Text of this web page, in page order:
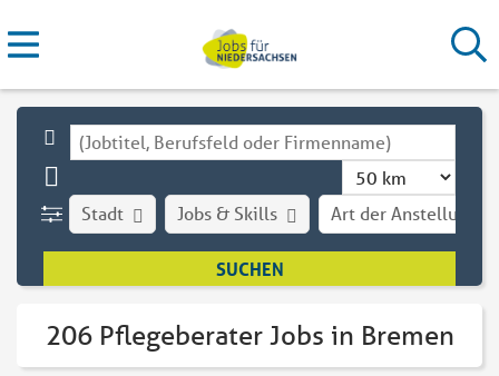
Stadt Art der Anstellung
Jobs & Skills
206 Pflegeberater Jobs in Bremen